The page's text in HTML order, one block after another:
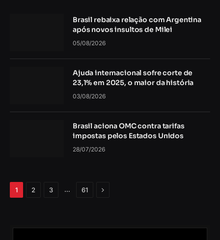
Brasil rebaixa relação com Argentina
após novos insultos de Milei
05/08/2026
Ajuda internacional sofre corte de
23,1% em 2025, o maior da história
03/08/2026
Brasil aciona OMC contra tarifas
impostas pelos Estados Unidos
28/07/2026
1 2 3 … 61 Próximo